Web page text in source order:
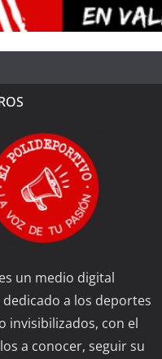
es un medio digital
dedicado a los deportes
invisibilizados, con el
a conocer, seguir su